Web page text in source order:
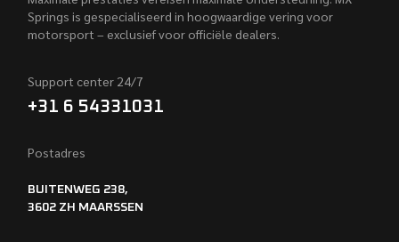
Springs is gespecialiseerd in hoogwaardige vering voor
motorsport – exclusief voor officiële dealers.
Support center 24/7
+31 6 54331031
Postadres
BUITENWEG 238,
3602 ZH MAARSSEN